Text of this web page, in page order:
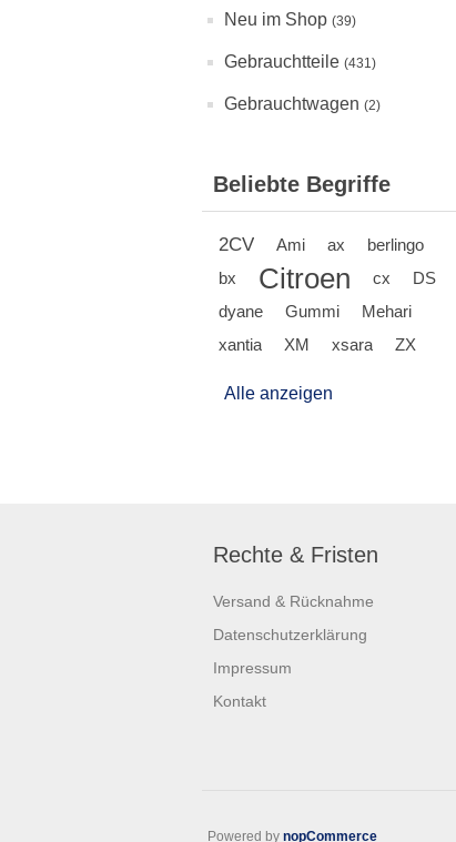
Neu im Shop (39)
Gebrauchtteile (431)
Gebrauchtwagen (2)
Beliebte Begriffe
2CV Ami ax
berlingo
bx
Citroen cx
DS
dyane
Gummi
Mehari
xantia
XM xsara ZX
Alle anzeigen
Rechte & Fristen
Versand & Rücknahme
Datenschutzerklärung
Impressum
Kontakt
Powered by nopCommerce